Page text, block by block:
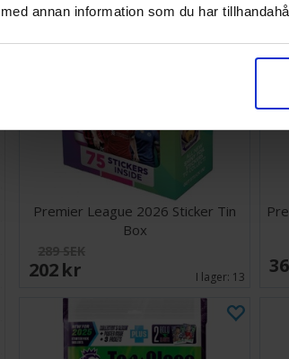
med annan information som du har
Premier League 2026 Sticker Tin
Box
289 SEK
202 SEK I lager: 13